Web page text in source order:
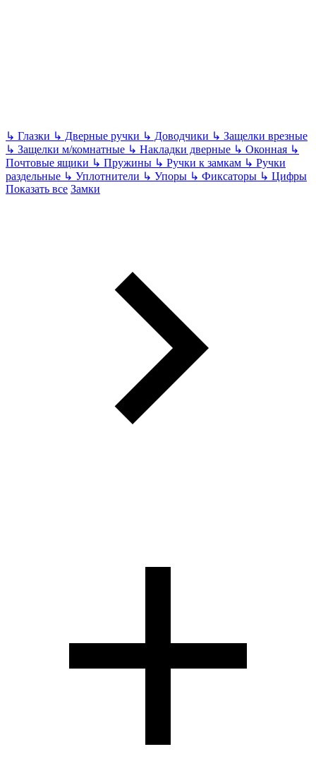
↳ Глазки ↳ Дверные ручки ↳ Доводчики ↳ Защелки врезные
↳ Защелки м/комнатные ↳ Накладки дверные ↳ Оконная ↳
Почтовые ящики ↳ Пружины ↳ Ручки к замкам ↳ Ручки
раздельные ↳ Уплотнители ↳ Упоры ↳ Фиксаторы ↳ Цифры
Показать все Замки